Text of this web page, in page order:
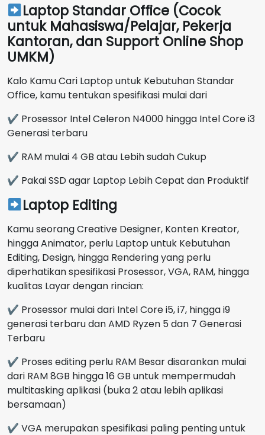
Laptop Standar Office (Cocok
untuk Mahasiswa/Pelajar, Pekerja
Kantoran, dan Support Online Shop
UMKM)
Kalo Kamu Cari Laptop untuk Kebutuhan Standar
Office, kamu tentukan spesifikasi mulai dari
✔ Prosessor Intel Celeron N4000 hingga Intel Core i3
Generasi terbaru
✔ RAM mulai 4 GB atau Lebih sudah Cukup
✔ Pakai SSD agar Laptop Lebih Cepat dan Produktif
Laptop Editing
Kamu seorang Creative Designer, Konten Kreator,
hingga Animator, perlu Laptop untuk Kebutuhan
Editing, Design, hingga Rendering yang perlu
diperhatikan spesifikasi Prosessor, VGA, RAM, hingga
kualitas Layar dengan rincian:
✔ Prosessor mulai dari Intel Core i5, i7, hingga i9
generasi terbaru dan AMD Ryzen 5 dan 7 Generasi
Terbaru
✔ Proses editing perlu RAM Besar disarankan mulai
dari RAM 8GB hingga 16 GB untuk mempermudah
multitasking aplikasi (buka 2 atau lebih aplikasi
bersamaan)
✔ VGA merupakan spesifikasi paling penting untuk